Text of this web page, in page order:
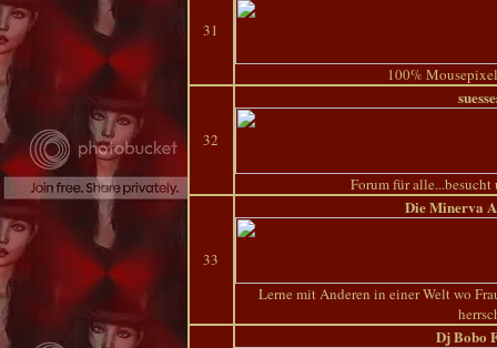
31
100%
32
Forum für
33
Die Minerva
Lerne mit Anderen in einer Welt wo
Dj Bobo